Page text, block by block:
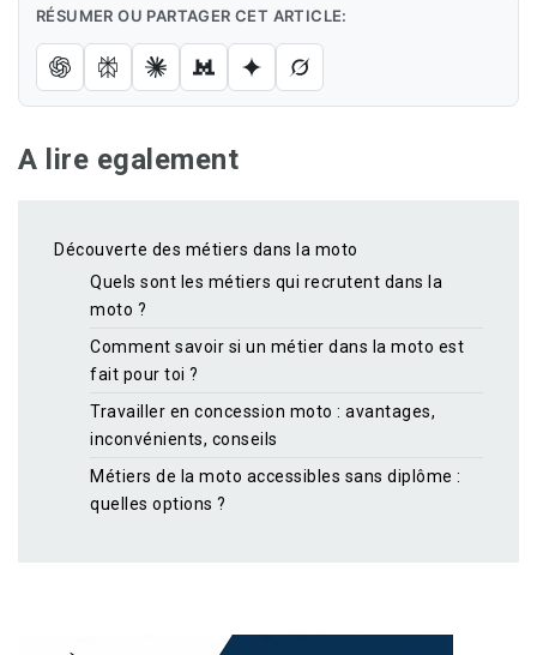
RÉSUMER OU PARTAGER CET ARTICLE:
A lire egalement
Découverte des métiers dans la moto
Quels sont les métiers qui recrutent dans la
moto ?
Comment savoir si un métier dans la moto est
fait pour toi ?
Travailler en concession moto : avantages,
inconvénients, conseils
Métiers de la moto accessibles sans diplôme :
quelles options ?